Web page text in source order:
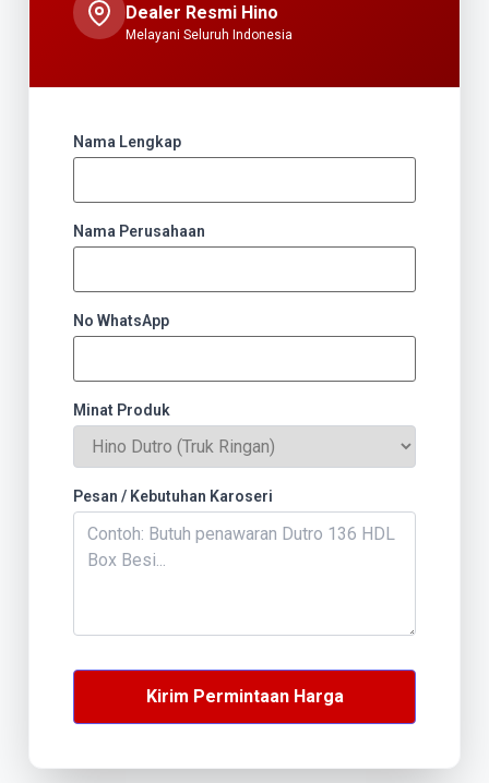
Dealer Resmi Hino
Melayani Seluruh Indonesia
Nama Lengkap
Nama Perusahaan
No WhatsApp
Minat Produk
Pesan / Kebutuhan Karoseri
Kirim Permintaan Harga